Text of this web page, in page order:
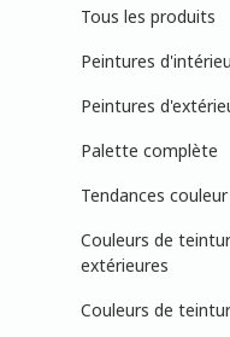
Tous les produits
Peintures
Peintures
Palette complète
Tendances couleur
Couleurs de
extérieures
Couleurs de